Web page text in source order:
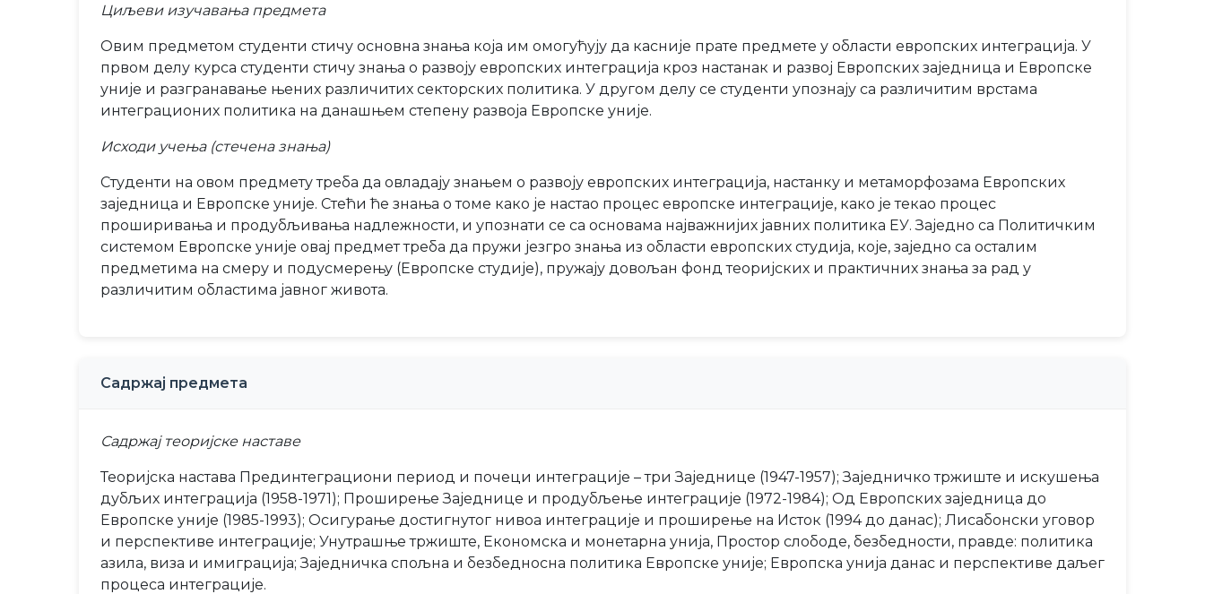
Циљеви изучавања предмета
Овим предметом студенти стичу основна знања која им омогућују да касније прате предмете у области европских интеграција. У
првом делу курса студенти стичу знања о развоју европских интеграција кроз настанак и развој Европских заједница и Европске
уније и разгранавање њених различитих секторских политика. У другом делу се студенти упознају са различитим врстама
интеграционих политика на данашњем степену развоја Европске уније.
Исходи учења (стечена знања)
Студенти на овом предмету треба да овладају знањем о развоју европских интеграција, настанку и метаморфозама Европских
заједница и Европске уније. Стећи ће знања о томе како је настао процес европске интеграције, како је текао процес
проширивања и продубљивања надлежности, и упознати се са основама најважнијих јавних политика ЕУ. Заједно са Политичким
системом Европске уније овај предмет треба да пружи језгро знања из области европских студија, које, заједно са осталим
предметима на смеру и подусмерењу (Европске студије), пружају довољан фонд теоријских и практичних знања за рад у
различитим областима јавног живота.
Садржај предмета
Садржај теоријске наставе
Теоријска настава Прединтеграциони период и почеци интеграције – три Заједнице (1947-1957); Заједничко тржиште и искушења
дубљих интеграција (1958-1971); Проширење Заједнице и продубљење интеграције (1972-1984); Од Европских заједница до
Европске уније (1985-1993); Осигурање достигнутог нивоа интеграције и проширење на Исток (1994 до данас); Лисабонски уговор
и перспективе интеграције; Унутрашње тржиште, Економска и монетарна унија, Простор слободе, безбедности, правде: политика
азила, виза и имиграција; Заједничка спољна и безбедносна политика Европске уније; Европска унија данас и перспективе даљег
процеса интеграције.